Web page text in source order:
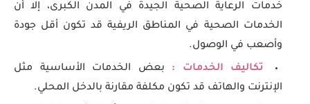
خدمات الرعاية الصحية الجيدة في المدن الكبرى، إلا أن
الخدمات الصحية في المناطق الريفية قد تكون أقل جودة
وأصعب في الوصول.
تكاليف الخدمات : بعض الخدمات الأساسية مثل
الإنترنت والهاتف قد تكون مكلفة مقارنة بالدخل المحلي.